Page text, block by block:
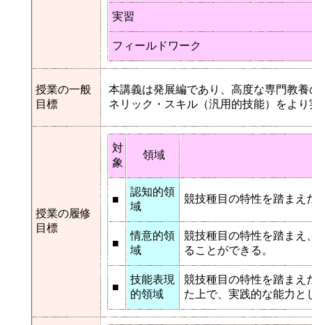
実習
フィールドワーク
授業の一般
目標
本講義は発展編であり、高度な専門教
ネリック・スキル（汎用的技能）をよ
授業の履修
目標
対
象
領域
■
認知的領
域
競技種目の特性を踏まえ
■
情意的領
域
競技種目の特性を踏まえ
ることができる。
■
技能表現
的領域
競技種目の特性を踏まえ
た上で、実践的な能力と